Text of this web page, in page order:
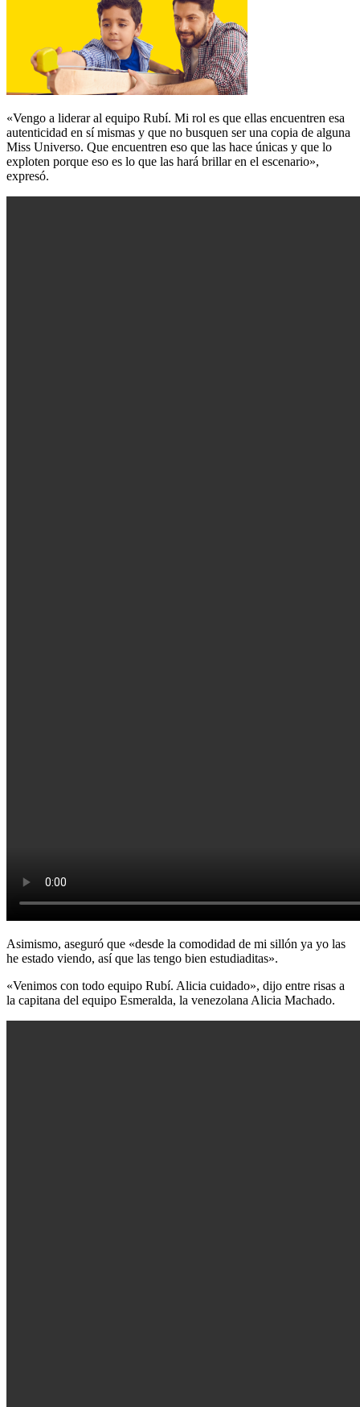
«Vengo a liderar al equipo Rubí. Mi rol es que ellas encuentren esa
autenticidad en sí mismas y que no busquen ser una copia de alguna
Miss Universo. Que encuentren eso que las hace únicas y que lo
exploten porque eso es lo que las hará brillar en el escenario»,
expresó.
Asimismo, aseguró que «desde la comodidad de mi sillón ya yo las
he estado viendo, así que las tengo bien estudiaditas».
«Venimos con todo equipo Rubí. Alicia cuidado», dijo entre risas a
la capitana del equipo Esmeralda, la venezolana Alicia Machado.